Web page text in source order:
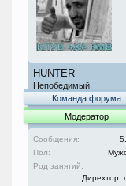
HUNTER
Непобедимый
Команда форума
Модератор
Сообщения:
Пол:
Род занятий: